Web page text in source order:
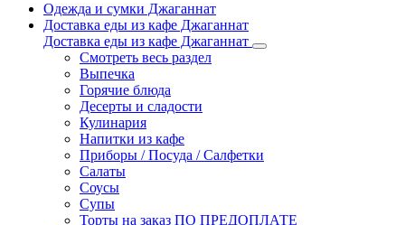
Одежда и сумки Джаганнат
Доставка еды из кафе Джаганнат
Доставка еды из кафе Джаганнат
Смотреть весь раздел
Выпечка
Горячие блюда
Десерты и сладости
Кулинария
Напитки из кафе
Приборы / Посуда / Салфетки
Салаты
Соусы
Супы
Торты на заказ ПО ПРЕДОПЛАТЕ